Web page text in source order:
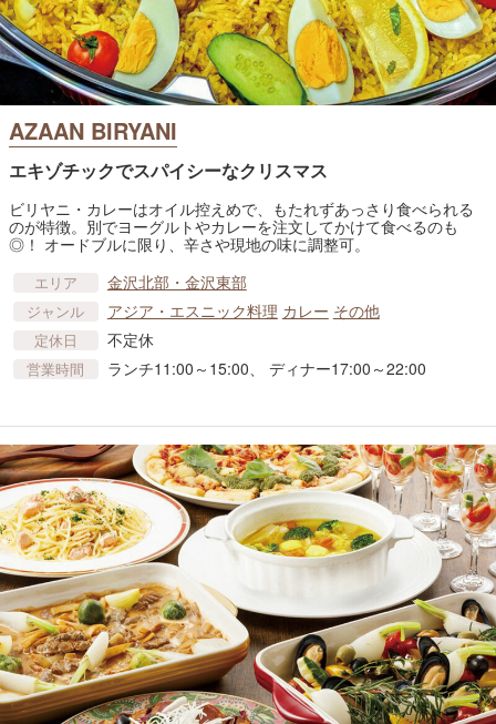
AZAAN BIRYANI
エキゾチックでスパイシーなクリスマス
ビリヤニ・カレーはオイル控えめで、もたれずあっさり食べられる
のが特徴。別でヨーグルトやカレーを注文してかけて食べるのも
◎！ オードブルに限り、辛さや現地の味に調整可。
エリア 金沢北部・金沢東部
ジャンル アジア・エスニック料理 カレー その他
定休日 不定休
営業時間 ランチ11:00～15:00、 ディナー17:00～22:00